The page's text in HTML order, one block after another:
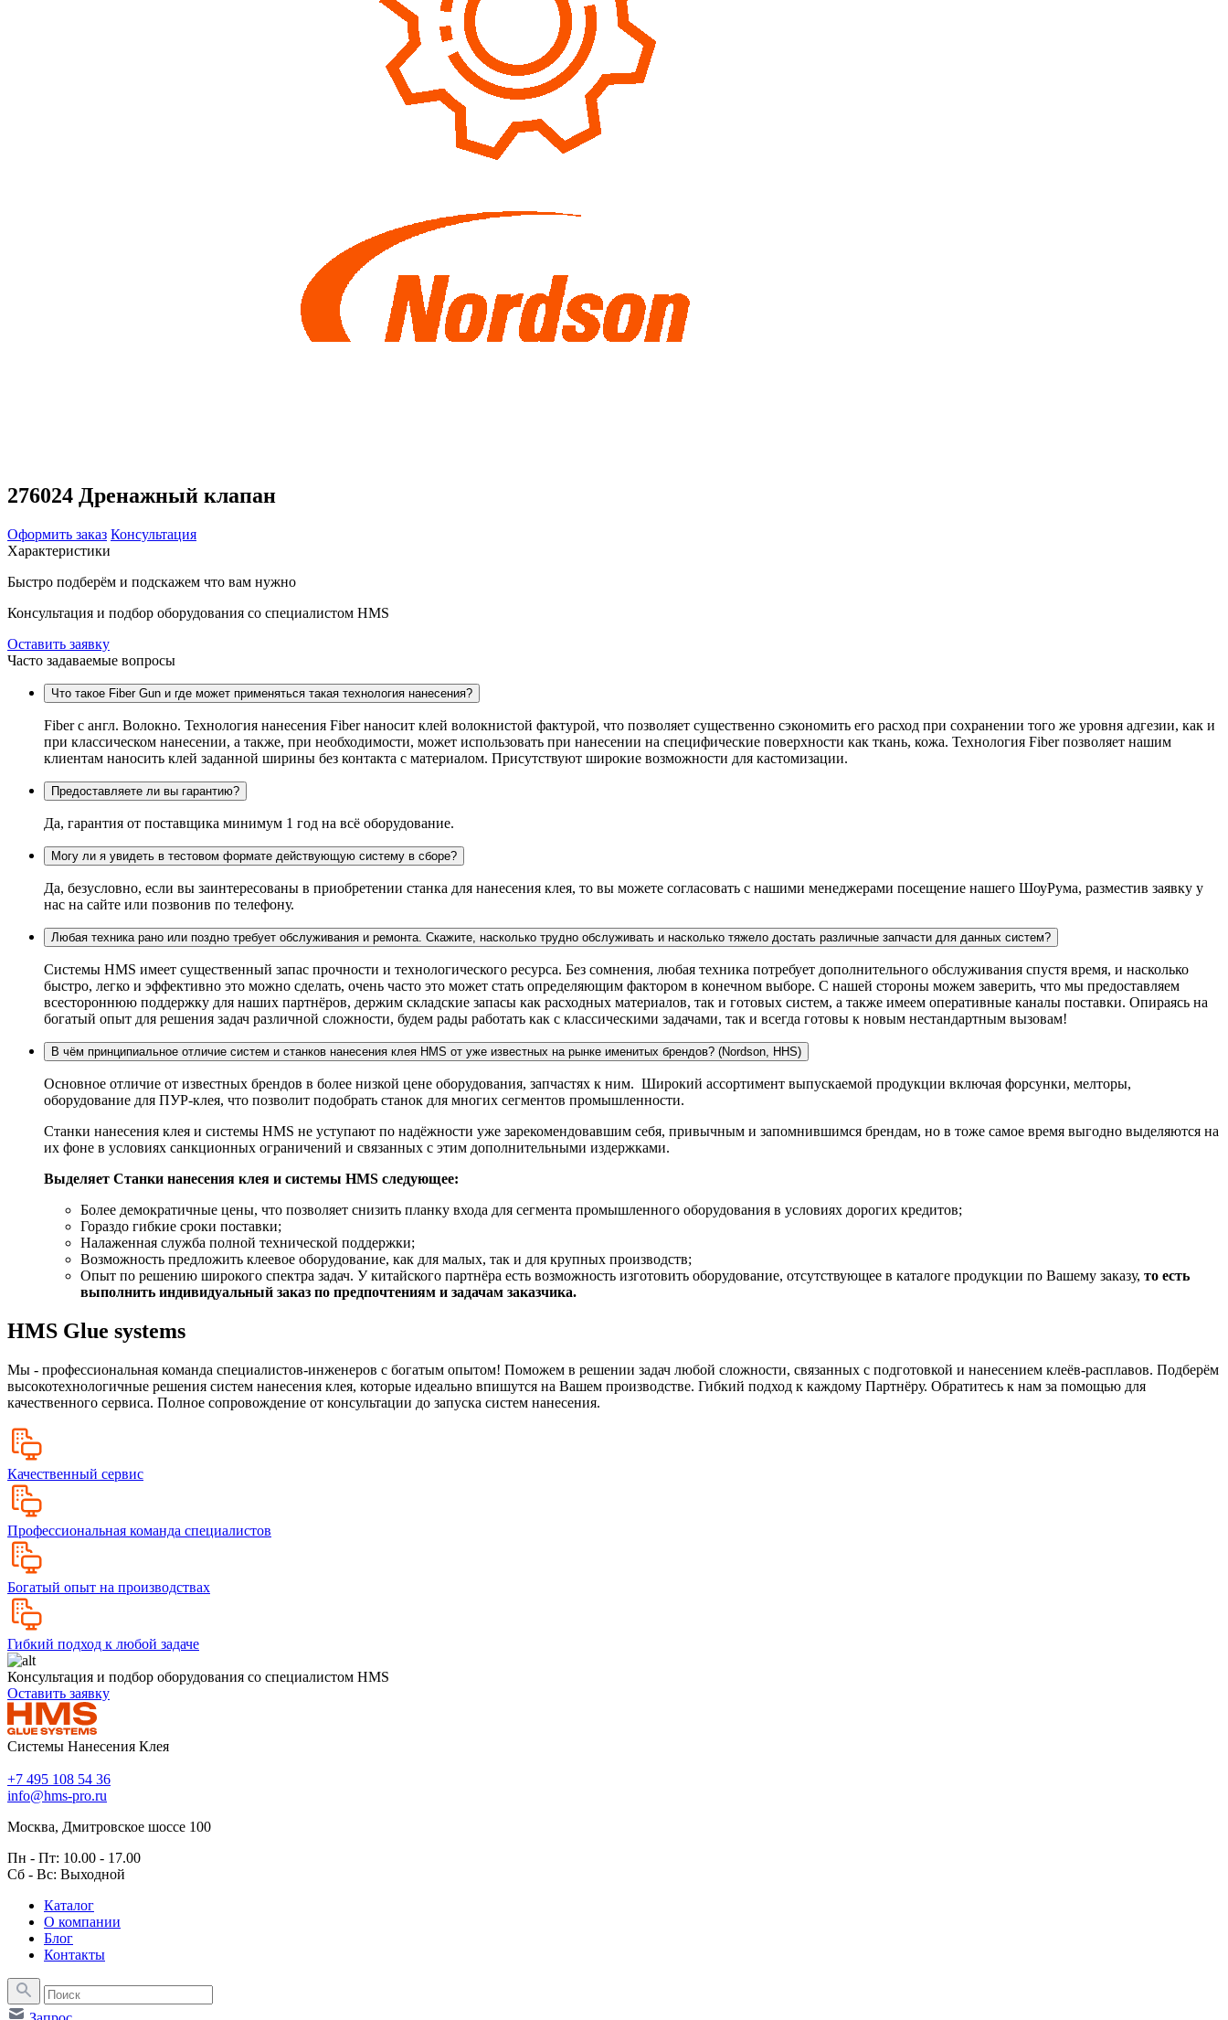
276024 Дренажный клапан
Оформить заказ Консультация
Характеристики
Быстро подберём и подскажем что вам нужно
Консультация и подбор оборудования со специалистом HMS
Оставить заявку
Часто задаваемые вопросы
Что такое Fiber Gun и где может применяться такая технология нанесения?
Fiber c англ. Волокно. Технология нанесения Fiber наносит клей волокнистой фактурой, что позволяет существенно сэкономить его расход при сохранении того же уровня адгезии, как и
при классическом нанесении, а также, при необходимости, может использовать при нанесении на специфические поверхности как ткань, кожа. Технология Fiber позволяет нашим
клиентам наносить клей заданной ширины без контакта с материалом. Присутствуют широкие возможности для кастомизации.
Предоставляете ли вы гарантию?
Да, гарантия от поставщика минимум 1 год на всё оборудование.
Могу ли я увидеть в тестовом формате действующую систему в сборе?
Да, безусловно, если вы заинтересованы в приобретении станка для нанесения клея, то вы можете согласовать с нашими менеджерами посещение нашего ШоуРума, разместив заявку у
нас на сайте или позвонив по телефону.
Любая техника рано или поздно требует обслуживания и ремонта. Скажите, насколько трудно обслуживать и насколько тяжело достать различные запчасти для данных систем?
Системы HMS имеет существенный запас прочности и технологического ресурса. Без сомнения, любая техника потребует дополнительного обслуживания спустя время, и насколько
быстро, легко и эффективно это можно сделать, очень часто это может стать определяющим фактором в конечном выборе. С нашей стороны можем заверить, что мы предоставляем
всестороннюю поддержку для наших партнёров, держим складские запасы как расходных материалов, так и готовых систем, а также имеем оперативные каналы поставки. Опираясь на
богатый опыт для решения задач различной сложности, будем рады работать как с классическими задачами, так и всегда готовы к новым нестандартным вызовам!
В чём принципиальное отличие систем и станков нанесения клея HMS от уже известных на рынке именитых брендов? (Nordson, HHS)
Основное отличие от известных брендов в более низкой цене оборудования, запчастях к ним. Широкий ассортимент выпускаемой продукции включая форсунки, мелторы,
оборудование для ПУР-клея, что позволит подобрать станок для многих сегментов промышленности.
Станки нанесения клея и системы HMS не уступают по надёжности уже зарекомендовавшим себя, привычным и запомнившимся брендам, но в тоже самое время выгодно выделяются на
их фоне в условиях санкционных ограничений и связанных с этим дополнительными издержками.
Выделяет Станки нанесения клея и системы HMS следующее:
Более демократичные цены, что позволяет снизить планку входа для сегмента промышленного оборудования в условиях дорогих кредитов;
Гораздо гибкие сроки поставки;
Налаженная служба полной технической поддержки;
Возможность предложить клеевое оборудование, как для малых, так и для крупных производств;
Опыт по решению широкого спектра задач. У китайского партнёра есть возможность изготовить оборудование, отсутствующее в каталоге продукции по Вашему заказу, то есть
выполнить индивидуальный заказ по предпочтениям и задачам заказчика.
HMS Glue systems
Мы - профессиональная команда специалистов-инженеров с богатым опытом! Поможем в решении задач любой сложности, связанных с подготовкой и нанесением клеёв-расплавов. Подберём
высокотехнологичные решения систем нанесения клея, которые идеально впишутся на Вашем производстве. Гибкий подход к каждому Партнёру. Обратитесь к нам за помощью для
качественного сервиса. Полное сопровождение от консультации до запуска систем нанесения.
Качественный сервис
Профессиональная команда специалистов
Богатый опыт на производствах
Гибкий подход к любой задаче
Консультация и подбор оборудования со специалистом HMS
Оставить заявку
Системы Нанесения Клея
+7 495 108 54 36
info@hms-pro.ru
Москва, Дмитровское шоссе 100
Пн - Пт: 10.00 - 17.00
Сб - Вс: Выходной
Каталог
О компании
Блог
Контакты